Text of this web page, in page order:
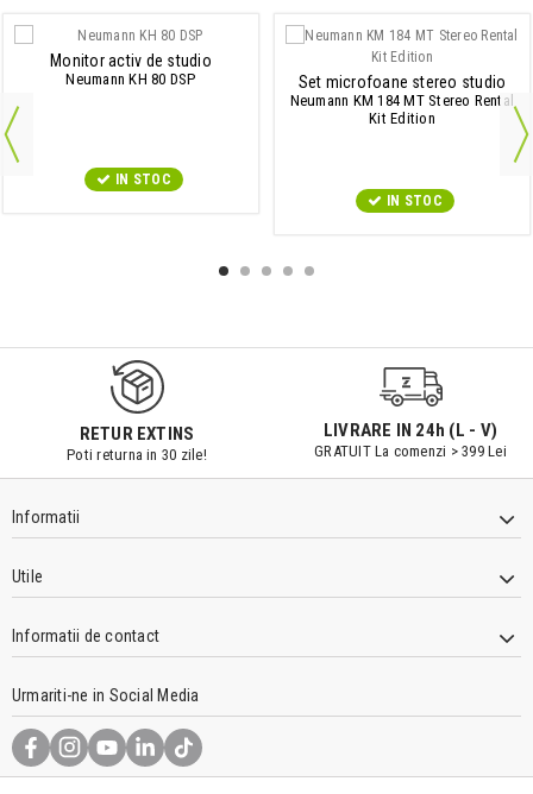
Monitor activ de studio
Neumann KH 80 DSP
IN STOC
Set microfoane stereo studio
Neumann KM 184 MT Stereo Rental
Kit Edition
IN STOC
RETUR EXTINS
Poti returna in 30 zile!
LIVRARE IN 24h (L - V)
GRATUIT La comenzi > 399 Lei
Informatii
Utile
Informatii de contact
Urmariti-ne in Social Media